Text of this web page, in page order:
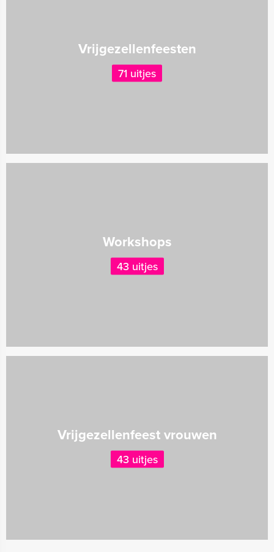
Vrijgezellenfeesten
71 uitjes
Workshops
43 uitjes
Vrijgezellenfeest vrouwen
43 uitjes